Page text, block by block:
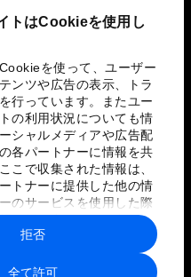
トはCookieを使用し
を使って、ユーザー
ンツや広告の表示、トラ
行っています。またユー
の利用状況についても情
シャルメディアや広告配
各パートナーに情報を共
こで収集された情報は、
トナーに提供した他の情
のサービスを使用した際
と組み合わされ、各パー
用されることがありま
全て許可
拒否
ーと利用規約